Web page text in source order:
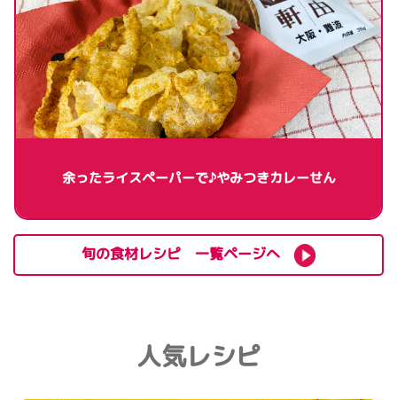
余ったライスペーパーで♪やみつきカレーせん
旬の食材レシピ 一覧ページへ
人気レシピ